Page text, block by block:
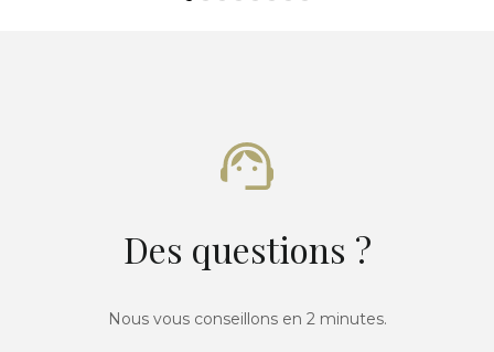
Des questions ?
Nous vous conseillons en 2 minutes.